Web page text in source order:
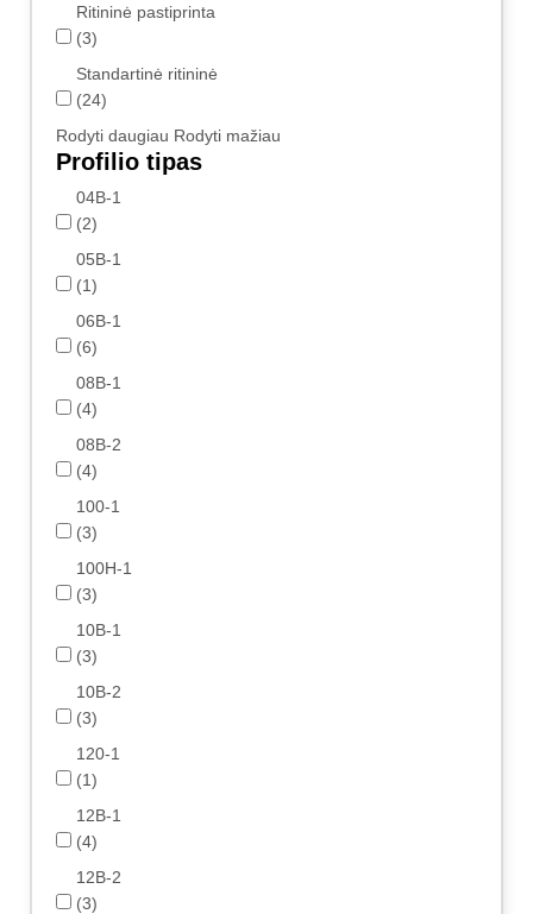
Ritininė pastiprinta
(3)
Standartinė ritininė
(24)
Rodyti daugiau Rodyti mažiau
Profilio tipas
04B-1
(2)
05B-1
(1)
06B-1
(6)
08B-1
(4)
08B-2
(4)
100-1
(3)
100H-1
(3)
10B-1
(3)
10B-2
(3)
120-1
(1)
12B-1
(4)
12B-2
(3)